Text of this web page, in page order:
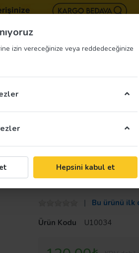
İş Güvenliği Ekipmanları İş
Taroks
Yük Asansörü
Bu ürünü ilk
Ürün Kodu
U10034
izin vereceğinize veya reddedeceğinize
Hepsini kabul et